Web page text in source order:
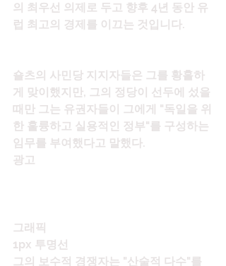
의 최우선 의제로 두고 향후 4년 동안 유
럽 최고의 경제를 이끄는 것입니다.
숄츠의 사민당 지지자들은 그를 황홀하
게 맞이했지만, 그의 정당이 선두에 섰을
때만 그는 유권자들이 그에게 "독일을 위
한 훌륭하고 실용적인 정부"를 구성하는
임무를 부여했다고 말했다.
광고
그래픽
1px 투명선
그의 보수적 경쟁자는 "산술적 다수"를